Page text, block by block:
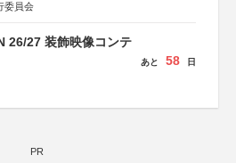
委員会
26/27 装飾映像コンテ
あと 58 日
PR